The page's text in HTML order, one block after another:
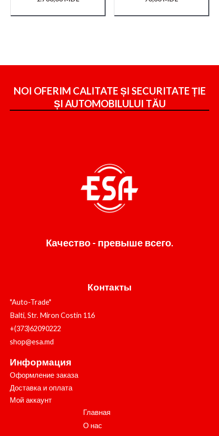
NOI OFERIM CALITATE ȘI SECURITATE ȚIE
ȘI AUTOMOBILULUI TĂU
Качество - превыше всего.
Контакты
"Auto-Trade"
Balti, Str. Miron Costin 116
+(373)62090222
shop@esa.md
Информация
Оформление заказа
Доставка и оплата
Мой аккаунт
Главная
О нас